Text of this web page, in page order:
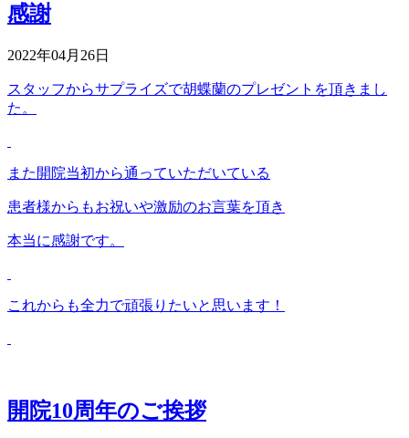
感謝
2022年04月26日
スタッフからサプライズで胡蝶蘭のプレゼントを頂きまし
た。
また開院当初から通っていただいている
患者様からもお祝いや激励のお言葉を頂き
本当に感謝です。
これからも全力で頑張りたいと思います！
開院10周年のご挨拶